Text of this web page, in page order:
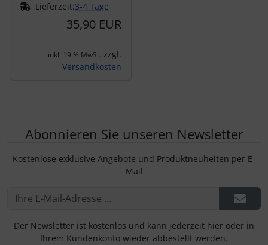
Lieferzeit:3-4 Tage
35,90 EUR
inkl. 19 % MwSt. zzgl.
Versandkosten
Abonnieren Sie unseren Newsletter
Kostenlose exklusive Angebote und Produktneuheiten per E-
Mail
Der Newsletter ist kostenlos und kann jederzeit hier oder in
Ihrem Kundenkonto wieder abbestellt werden.